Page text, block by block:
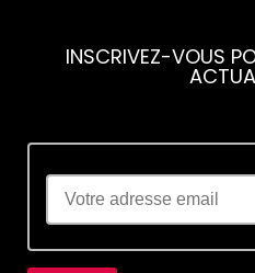
INSCRIVEZ-VOUS